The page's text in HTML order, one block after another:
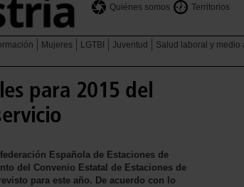
Quiénes somos
Territorios
Mujeres LGTBI Juventud Salud laboral y medio
para 2015 del
Española de Estaciones de
del Convenio Estatal de Estaciones de
para este año. De acuerdo con lo